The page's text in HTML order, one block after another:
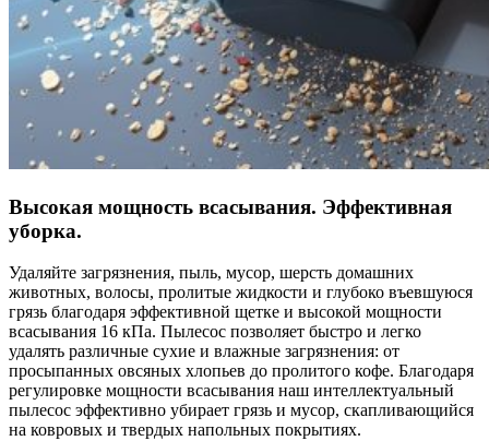
Высокая мощность всасывания. Эффективная
уборка.
Удаляйте загрязнения, пыль, мусор, шерсть домашних
животных, волосы, пролитые жидкости и глубоко въевшуюся
грязь благодаря эффективной щетке и высокой мощности
всасывания 16 кПа. Пылесос позволяет быстро и легко
удалять различные сухие и влажные загрязнения: от
просыпанных овсяных хлопьев до пролитого кофе. Благодаря
регулировке мощности всасывания наш интеллектуальный
пылесос эффективно убирает грязь и мусор, скапливающийся
на ковровых и твердых напольных покрытиях.